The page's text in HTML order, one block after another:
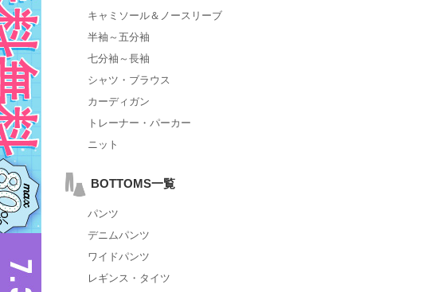
キャミソール＆ノースリーブ
半袖～五分袖
七分袖～長袖
シャツ・ブラウス
カーディガン
トレーナー・パーカー
ニット
BOTTOMS一覧
パンツ
デニムパンツ
ワイドパンツ
レギンス・タイツ